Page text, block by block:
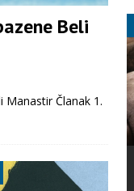
Beli
Manastir Članak 1.